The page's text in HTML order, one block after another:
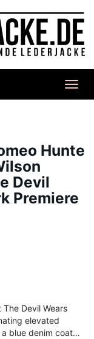
Hunte
Devil
Premiere
Devil Wears
elevated
a blue denim coat…